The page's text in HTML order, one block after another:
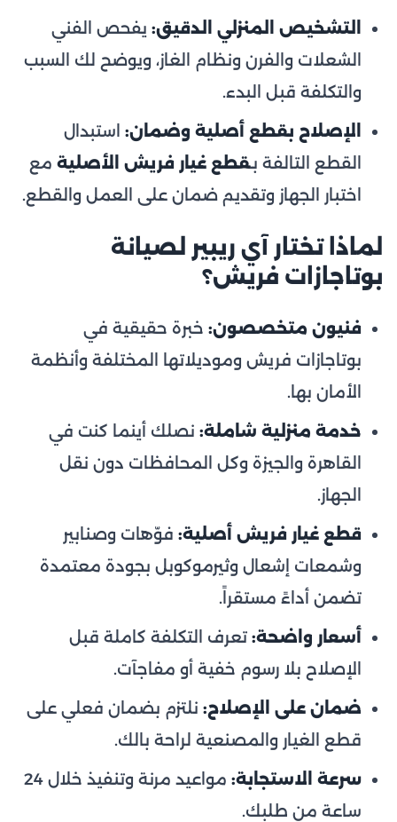
التشخيص المنزلي الدقيق: يفحص الفني
الشعلات والفرن ونظام الغاز، ويوضح لك السبب
والتكلفة قبل البدء.
الإصلاح بقطع أصلية وضمان: استبدال
القطع التالفة بـقطع غيار فريش الأصلية مع
اختبار الجهاز وتقديم ضمان على العمل والقطع.
لماذا تختار آي ريبير لصيانة
بوتاجازات فريش؟
فنيون متخصصون: خبرة حقيقية في
بوتاجازات فريش وموديلاتها المختلفة وأنظمة
الأمان بها.
خدمة منزلية شاملة: نصلك أينما كنت في
القاهرة والجيزة وكل المحافظات دون نقل
الجهاز.
قطع غيار فريش أصلية: فوّهات وصنابير
وشمعات إشعال وثيرموكوبل بجودة معتمدة
تضمن أداءً مستقراً.
أسعار واضحة: تعرف التكلفة كاملة قبل
الإصلاح بلا رسوم خفية أو مفاجآت.
ضمان على الإصلاح: نلتزم بضمان فعلي على
قطع الغيار والمصنعية لراحة بالك.
سرعة الاستجابة:
مواعيد مرنة وتنفيذ خلال 24
ساعة من طلبك.